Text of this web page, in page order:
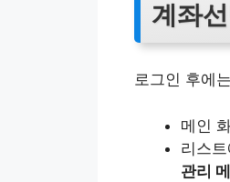
계좌
로그인 후에
메인
리스
관리